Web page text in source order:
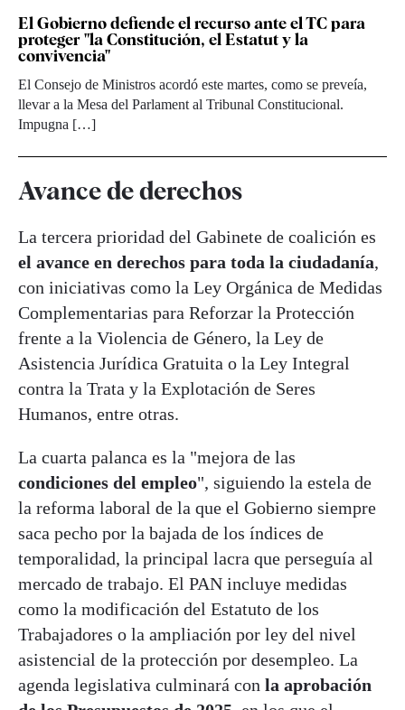
El Gobierno defiende el recurso ante el TC para
proteger "la Constitución, el Estatut y la
convivencia"
El Consejo de Ministros acordó este martes, como se preveía,
llevar a la Mesa del Parlament al Tribunal Constitucional.
Impugna […]
Avance de derechos
La tercera prioridad del Gabinete de coalición es
el avance en derechos para toda la ciudadanía,
con iniciativas como la Ley Orgánica de Medidas
Complementarias para Reforzar la Protección
frente a la Violencia de Género, la Ley de
Asistencia Jurídica Gratuita o la Ley Integral
contra la Trata y la Explotación de Seres
Humanos, entre otras.
La cuarta palanca es la "mejora de las
condiciones del empleo", siguiendo la estela de
la reforma laboral de la que el Gobierno siempre
saca pecho por la bajada de los índices de
temporalidad, la principal lacra que perseguía al
mercado de trabajo. El PAN incluye medidas
como la modificación del Estatuto de los
Trabajadores o la ampliación por ley del nivel
asistencial de la protección por desempleo. La
agenda legislativa culminará con la aprobación